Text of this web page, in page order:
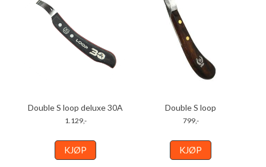
Double S loop deluxe 30A
1.129,-
KJØP
Double S loop
799,-
KJØP